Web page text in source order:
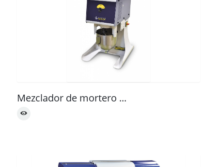
Mezclador de mortero ...